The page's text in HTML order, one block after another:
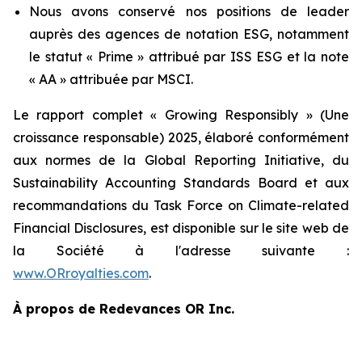
Nous avons conservé nos positions de leader
auprès des agences de notation ESG, notamment
le statut « Prime » attribué par ISS ESG et la note
« AA » attribuée par MSCI.
Le rapport complet « Growing Responsibly » (Une
croissance responsable) 2025, élaboré conformément
aux normes de la Global Reporting Initiative, du
Sustainability Accounting Standards Board et aux
recommandations du Task Force on Climate-related
Financial Disclosures, est disponible sur le site web de
la Société à l'adresse suivante :
www.ORroyalties.com.
À propos de Redevances OR Inc.